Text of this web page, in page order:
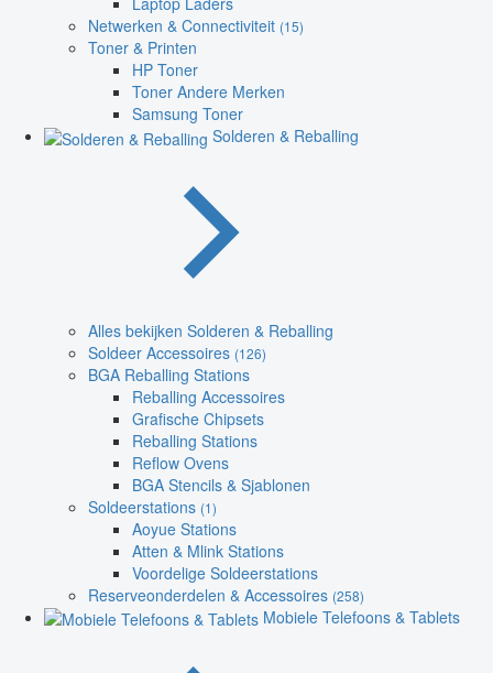
Netwerken & Connectiviteit (15)
Toner & Printen
HP Toner
Toner Andere Merken
Samsung Toner
Solderen & Reballing
Alles bekijken Solderen & Reballing
Soldeer Accessoires (126)
BGA Reballing Stations
Reballing Accessoires
Grafische Chipsets
Reballing Stations
Reflow Ovens
BGA Stencils & Sjablonen
Soldeerstations (1)
Aoyue Stations
Atten & Mlink Stations
Voordelige Soldeerstations
Reserveonderdelen & Accessoires (258)
Mobiele Telefoons & Tablets